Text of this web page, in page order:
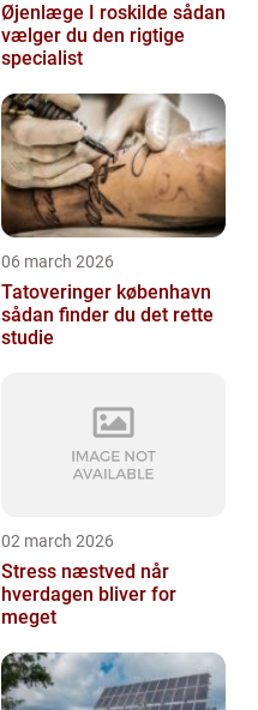
Øjenlæge I roskilde sådan
vælger du den rigtige
specialist
06 march 2026
Tatoveringer københavn
sådan finder du det rette
studie
02 march 2026
Stress næstved når
hverdagen bliver for
meget